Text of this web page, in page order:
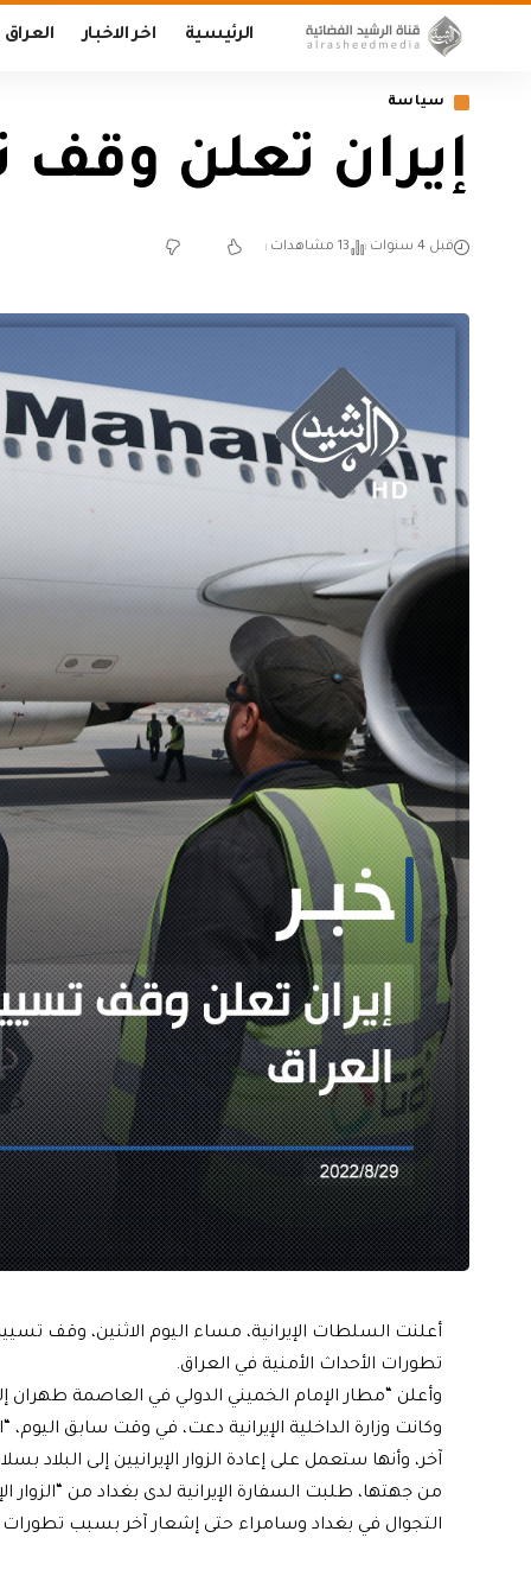
الرئيسية اخر الاخبار العراق
سياسة
إيران تعلن وقف
قبل 4 سنوات 13 مشاهدات
أعلنت السلطات الإيرانية، مساء اليوم الاثنين، وقف
تطورات الأحداث الأمنية في العراق.
وأعلن “مطار الإمام الخميني الدولي في العاصمة طهران
وكانت وزارة الداخلية الإيرانية دعت، في وقت سابق اليوم،
آخر، وأنها ستعمل على إعادة الزوار الإيرانيين إلى البلاد
من جهتها، طلبت السفارة الإيرانية لدى بغداد من “الزوار
التجوال في بغداد وسامراء حتى إشعار آخر بسبب تطورات